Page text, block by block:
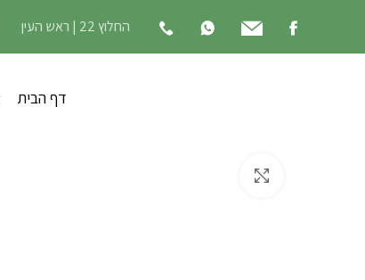
החלוץ 22 | ראש העין
דף הבית